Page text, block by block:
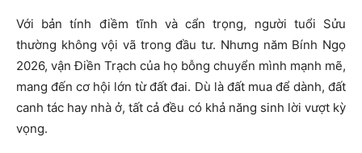
Với bản tính điềm tĩnh và cẩn trọng, người tuổi Sửu
thường không vội vã trong đầu tư. Nhưng năm Bính Ngọ
2026, vận Điền Trạch của họ bỗng chuyển mình mạnh mẽ,
mang đến cơ hội lớn từ đất đai. Dù là đất mua để dành, đất
canh tác hay nhà ở, tất cả đều có khả năng sinh lời vượt kỳ
vọng.